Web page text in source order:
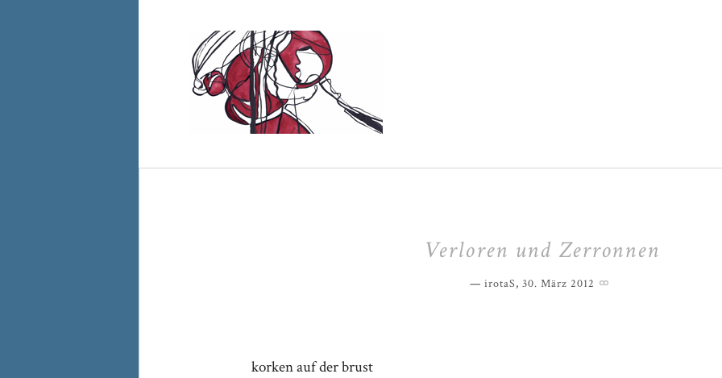
Verloren und Zerronnen
irotaS, 30. März 2012
korken auf der brust